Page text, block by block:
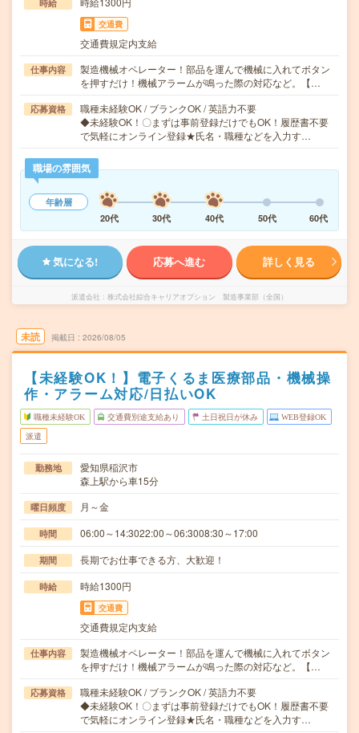
時給
交通費
交通費規定内支給
仕事内容
製造機械オペレーター！部品を運んで機械に入れてボタン
を押すだけ！機械アラームが鳴った際の対応など。【…
応募資格
職種未経験OK / ブランクOK / 英語力不要
◆未経験OK！〇まずは事前登録だけでもOK！履歴書不要
で気軽にオンライン登録★氏名・職種などを入力す…
職場の雰囲気
年齢層
20代
30代 40代 50代 60代
気になる! 応募へ進む 詳しく見る
派遣会社 株式会社綜合キャリアオプション 製造事業部（全国）
未読 掲載日 2026/08/05
【未経験OK！】電子くるま医療部品・機械操
作・アラーム対応/日払いOK
職種未経験OK 交通費別途支給あり 土日祝日が休み WEB登録OK
派遣
勤務地
愛知県稲沢市
森上駅から車15分
曜日頻度 月～金
時間 06:00～14:3022:00～06:3008:30～17:00
期間 長期でお仕事できる方、大歓迎！
時給 時給1300円
交通費
交通費規定内支給
仕事内容
製造機械オペレーター！部品を運んで機械に入れてボタン
を押すだけ！機械アラームが鳴った際の対応など。【…
応募資格
職種未経験OK / ブランクOK / 英語力不要
◆未経験OK！〇まずは事前登録だけでもOK！履歴書不要
で気軽にオンライン登録★氏名・職種などを入力す…